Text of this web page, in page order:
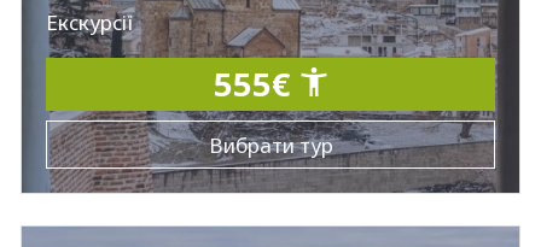
Екскурсії
555€
Вибрати тур